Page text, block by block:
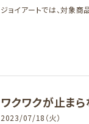
ジョイアートでは、対象
ワクワクが止まら
2023/07/18（火）